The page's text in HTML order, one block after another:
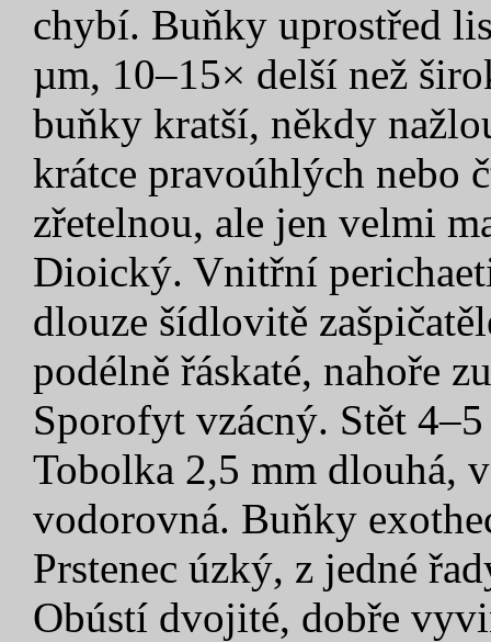
chybí. Buňky uprostřed
µm, 10–15× delší než
buňky kratší, někdy
krátce pravoúhlých nebo
zřetelnou, ale jen velmi
Dioický. Vnitřní
dlouze šídlovitě
podélně řáskaté, nahoře
Sporofyt vzácný. Stět
Tobolka 2,5 mm dlouhá,
vodorovná. Buňky
Prstenec úzký, z jedné
Obústí dvojité, dobře